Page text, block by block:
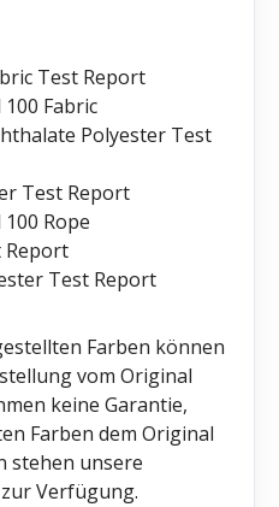
Test Report
Fabric
Polyester Test
Test Report
Rope
Report
Test Report
Farben können
vom Original
keine Garantie,
Farben dem Original
stehen unsere
Verfügung.